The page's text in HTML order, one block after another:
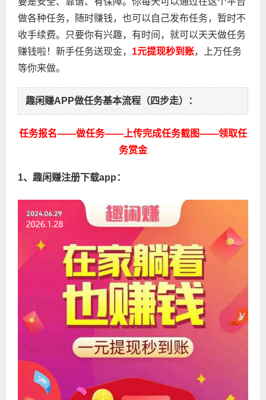
做各种任务，随时赚钱，也可以自己发布任务，暂时不
收手续费。只要你有兴趣，有时间，就可以天天做任务
赚钱啦！ 新手任务送现金， 1元提现秒到账，上万任务
等你来做。
趣闲赚APP做任务基本流程（ 四步走） ：
任务报名——做任务——上传完成任务截图——领取任
务赏金
1、趣闲赚注册下载app：